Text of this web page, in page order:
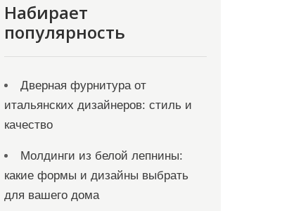
Набирает
популярность
Дверная фурнитура от
итальянских дизайнеров: стиль и
качество
Молдинги из белой лепнины:
какие формы и дизайны выбрать
для вашего дома